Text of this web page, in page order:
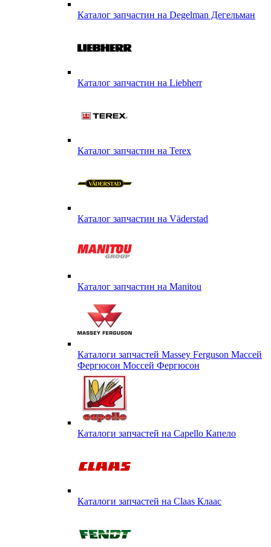
Каталог запчастин на Degelman Дегельман
Каталог запчастин на Liebherr
Каталог запчастин на Terex
Каталог запчастин на Väderstad
Каталог запчастин на Маnitou
Каталоги запчастей Massey Ferguson Массей
Фергюсон Моссей Фергюсон
Каталоги запчастей на Capello Капело
Каталоги запчастей на Claas Клаас